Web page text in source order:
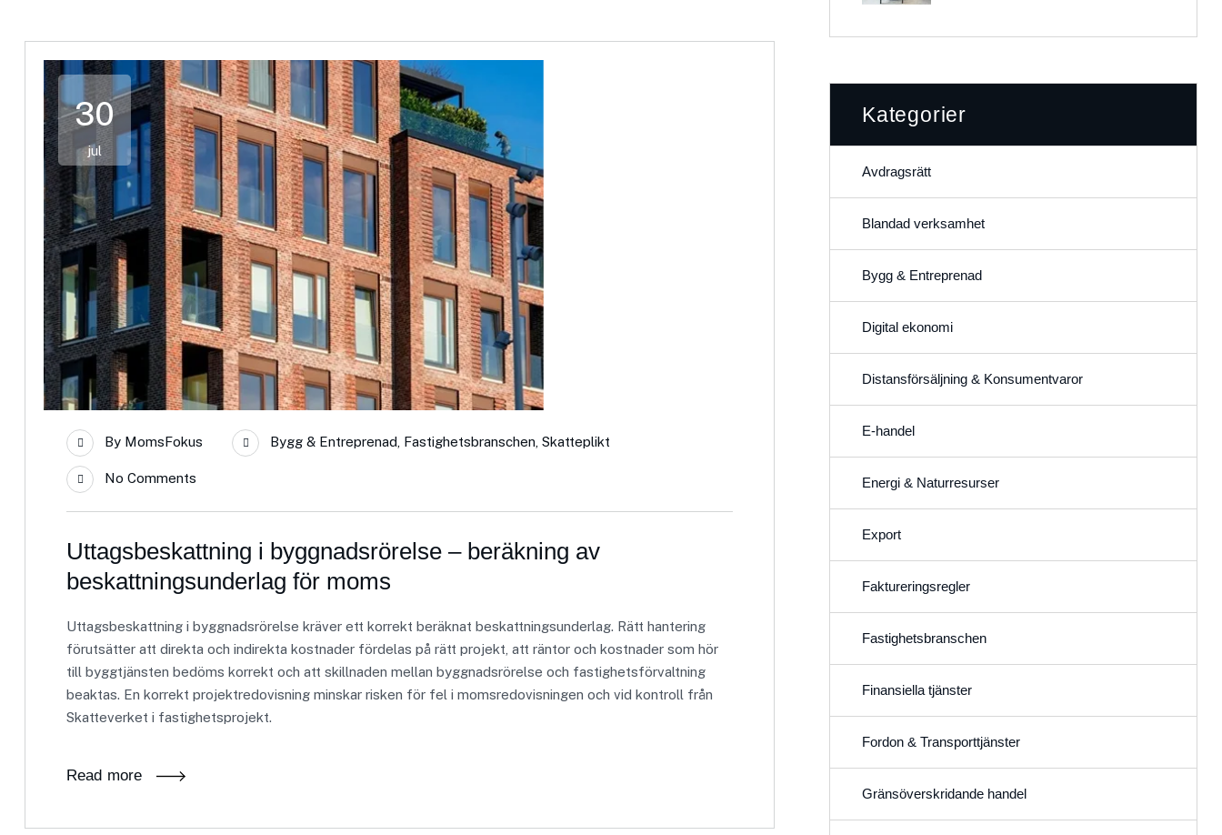
30
jul
By MomsFokus Bygg & Entreprenad, Fastighetsbranschen, Skatteplikt
No Comments
Uttagsbeskattning i byggnadsrörelse – beräkning av
beskattningsunderlag för moms
Uttagsbeskattning i byggnadsrörelse kräver ett korrekt beräknat beskattningsunderlag. Rätt hantering
förutsätter att direkta och indirekta kostnader fördelas på rätt projekt, att räntor och kostnader som hör
till byggtjänsten bedöms korrekt och att skillnaden mellan byggnadsrörelse och fastighetsförvaltning
beaktas. En korrekt projektredovisning minskar risken för fel i momsredovisningen och vid kontroll från
Skatteverket i fastighetsprojekt.
Read more
Kategorier
Avdragsrätt
Blandad verksamhet
Bygg & Entreprenad
Digital ekonomi
Distansförsäljning & Konsumentvaror
E-handel
Energi & Naturresurser
Export
Faktureringsregler
Fastighetsbranschen
Finansiella tjänster
Fordon & Transporttjänster
Gränsöverskridande handel